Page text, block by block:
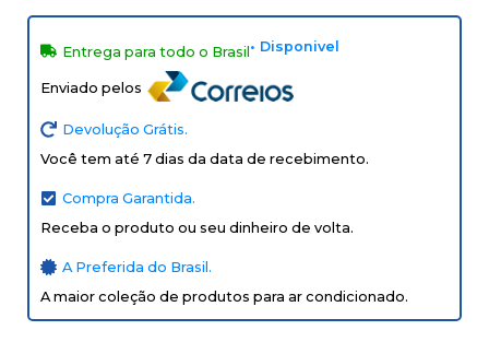
Entrega para todo o Brasil• Disponivel
Enviado pelos
Devolução Grátis.
Você tem até 7 dias da data de recebimento.
Compra Garantida.
Receba o produto ou seu dinheiro de volta.
A Preferida do Brasil.
A maior coleção de produtos para ar condicionado.